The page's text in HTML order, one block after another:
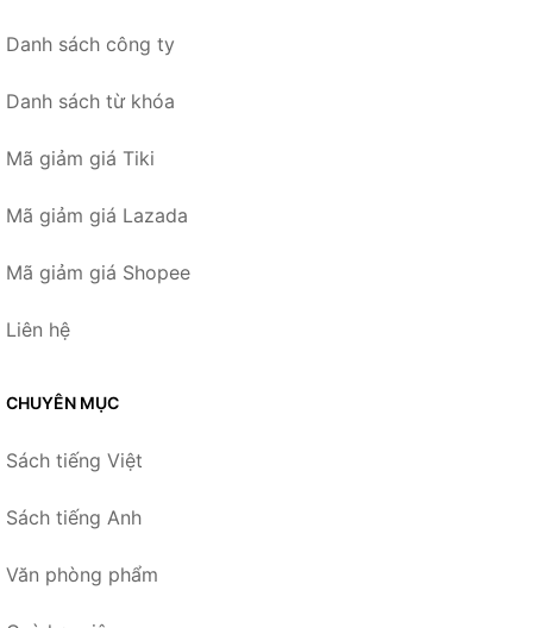
Danh sách công ty
Danh sách từ khóa
Mã giảm giá Tiki
Mã giảm giá Lazada
Mã giảm giá Shopee
Liên hệ
CHUYÊN MỤC
Sách tiếng Việt
Sách tiếng Anh
Văn phòng phẩm